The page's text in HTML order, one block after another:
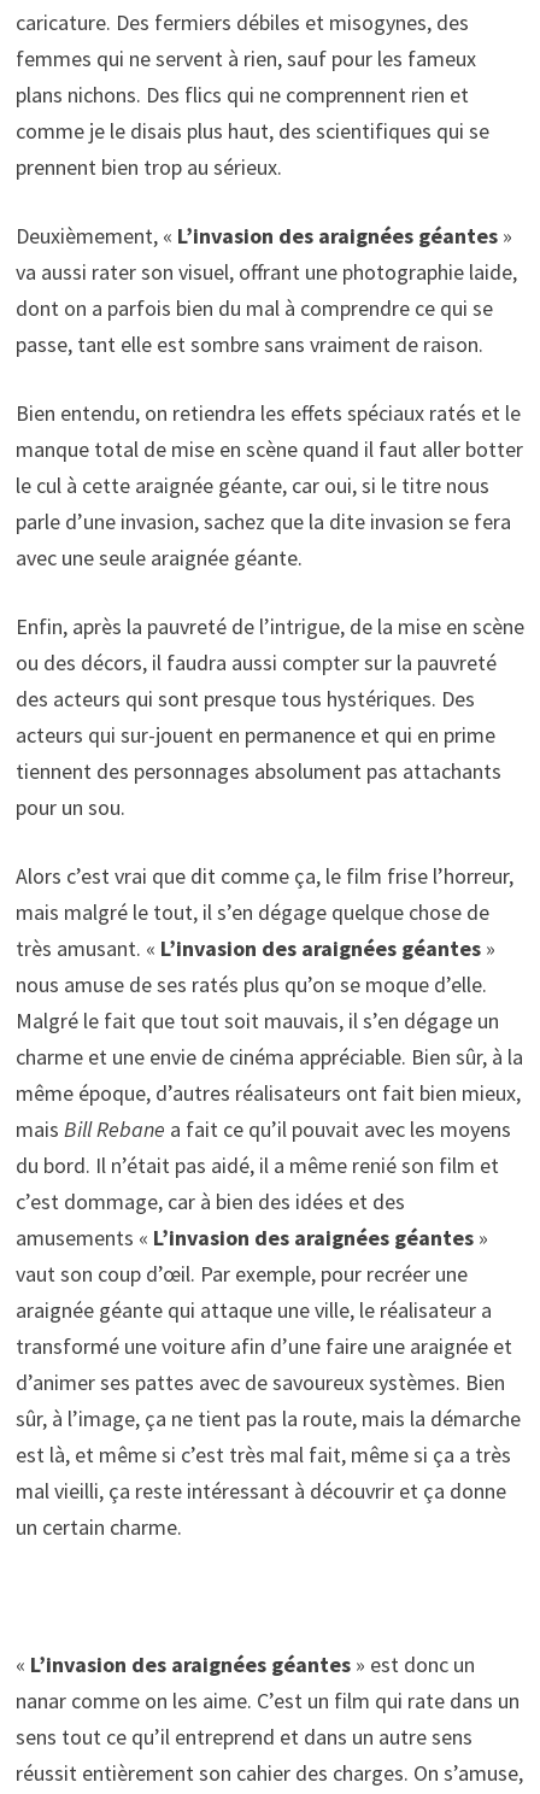
caricature. Des fermiers débiles et misogynes, des
femmes qui ne servent à rien, sauf pour les fameux
plans nichons. Des flics qui ne comprennent rien et
comme je le disais plus haut, des scientifiques qui se
prennent bien trop au sérieux.
Deuxièmement, « L’invasion des araignées géantes»
va aussi rater son visuel, offrant une photographie laide,
dont on a parfois bien du mal à comprendre ce qui se
passe, tant elle est sombre sans vraiment de raison.
Bien entendu, on retiendra les effets spéciaux ratés et le
manque total de mise en scène quand il faut aller botter
le cul à cette araignée géante, car oui, si le titre nous
parle d’une invasion, sachez que la dite invasion se fera
avec une seule araignée géante.
Enfin, après la pauvreté de l’intrigue, de la mise en scène
ou des décors, il faudra aussi compter sur la pauvreté
des acteurs qui sont presque tous hystériques. Des
acteurs qui sur-jouent en permanence et qui en prime
tiennent des personnages absolument pas attachants
pour un sou.
Alors c’est vrai que dit comme ça, le film frise l’horreur,
mais malgré le tout, il s’en dégage quelque chose de
très amusant. « L’invasion des araignées géantes»
nous amuse de ses ratés plus qu’on se moque d’elle.
Malgré le fait que tout soit mauvais, il s’en dégage un
charme et une envie de cinéma appréciable. Bien sûr, à la
même époque, d’autres réalisateurs ont fait bien mieux,
mais Bill Rebane a fait ce qu’il pouvait avec les moyens
du bord. Il n’était pas aidé, il a même renié son film et
c’est dommage, car à bien des idées et des
amusements « L’invasion des araignées géantes»
vaut son coup d’œil. Par exemple, pour recréer une
araignée géante qui attaque une ville, le réalisateur a
transformé une voiture afin d’une faire une araignée et
d’animer ses pattes avec de savoureux systèmes. Bien
sûr, à l’image, ça ne tient pas la route, mais la démarche
est là, et même si c’est très mal fait, même si ça a très
mal vieilli, ça reste intéressant à découvrir et ça donne
un certain charme.
« L’invasion des araignées géantes» est donc un
nanar comme on les aime. C’est un film qui rate dans un
sens tout ce qu’il entreprend et dans un autre sens
réussit entièrement son cahier des charges. On s’amuse,